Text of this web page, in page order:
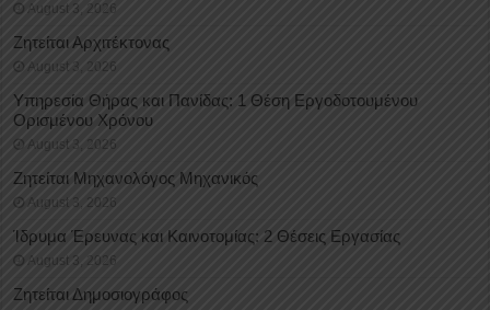
August 3, 2026
Ζητείται Αρχιτέκτονας
August 3, 2026
Υπηρεσία Θήρας και Πανίδας: 1 Θέση Eργοδοτουμένου
Oρισμένου Xρόνου
August 3, 2026
Ζητείται Μηχανολόγος Μηχανικός
August 3, 2026
Ίδρυμα Έρευνας και Καινοτομίας: 2 Θέσεις Εργασίας
August 3, 2026
Ζητείται Δημοσιογράφος